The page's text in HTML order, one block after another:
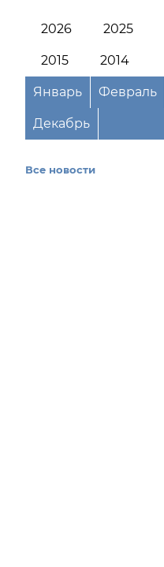
2026 2025
2015 2014
Январь Февраль
Декабрь
Все новости